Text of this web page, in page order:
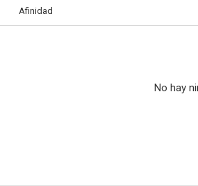
Afinidad
No hay